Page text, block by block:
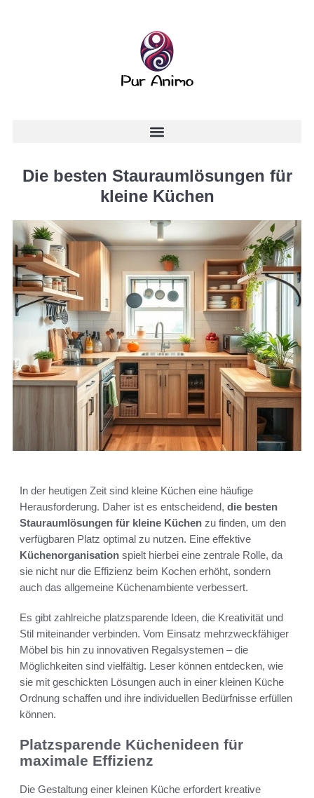
Die besten Stauraumlösungen für
kleine Küchen
In der heutigen Zeit sind kleine Küchen eine häufige
Herausforderung. Daher ist es entscheidend, die besten
Stauraumlösungen für kleine Küchen zu finden, um den
verfügbaren Platz optimal zu nutzen. Eine effektive
Küchenorganisation spielt hierbei eine zentrale Rolle, da
sie nicht nur die Effizienz beim Kochen erhöht, sondern
auch das allgemeine Küchenambiente verbessert.
Es gibt zahlreiche platzsparende Ideen, die Kreativität und
Stil miteinander verbinden. Vom Einsatz mehrzweckfähiger
Möbel bis hin zu innovativen Regalsystemen – die
Möglichkeiten sind vielfältig. Leser können entdecken, wie
sie mit geschickten Lösungen auch in einer kleinen Küche
Ordnung schaffen und ihre individuellen Bedürfnisse erfüllen
können.
Platzsparende Küchenideen für
maximale Effizienz
Die Gestaltung einer kleinen Küche erfordert kreative